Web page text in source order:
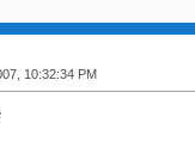
10:32:34 PM